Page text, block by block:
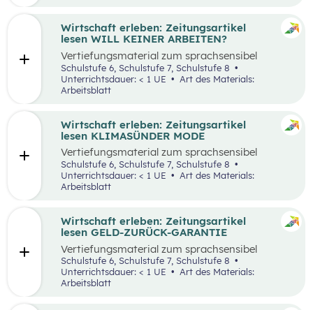
Wirtschaft erleben: Zeitungsartikel
lesen WILL KEINER ARBEITEN?
Vertiefungsmaterial zum sprachsensibel
aufbereiteten Zeitungsartikel “Will keiner
arbeiten?”.
Schulstufe 6, Schulstufe 7, Schulstufe 8
Unterrichtsdauer: < 1 UE
Arbeitsblatt
Wirtschaft erleben: Zeitungsartikel
lesen KLIMASÜNDER MODE
Vertiefungsmaterial zum sprachsensibel
aufbereiteten Zeitungsartikel “Klimasünder
Mode”.
Schulstufe 6, Schulstufe 7, Schulstufe 8
Unterrichtsdauer: < 1 UE
Arbeitsblatt
Wirtschaft erleben: Zeitungsartikel
lesen GELD-ZURÜCK-GARANTIE
Vertiefungsmaterial zum sprachsensibel
aufbereiteten Zeitungsartikel “Reich werden
mit Geld-zurück-Garantie?”.
Schulstufe 6, Schulstufe 7, Schulstufe 8
Unterrichtsdauer: < 1 UE
Art des Materials:
Arbeitsblatt